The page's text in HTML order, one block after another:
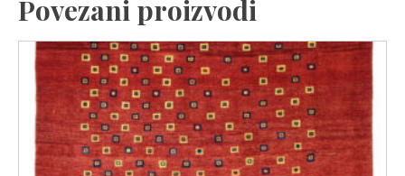
Povezani proizvodi